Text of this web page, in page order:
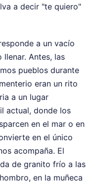
a decir "te quiero"
a un vacío
Antes, las
pueblos durante
eran un rito
a un lugar
actual, donde los
en el mar o en
en el único
acompaña. El
de granito frío a las
en la muñeca